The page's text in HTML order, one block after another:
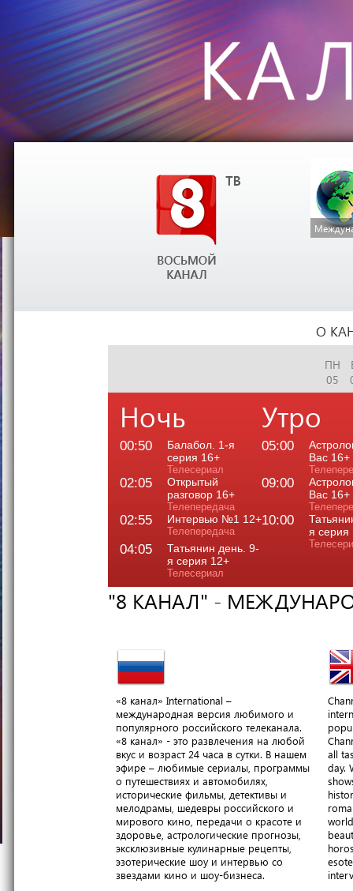
О
ПН
05
Ночь
00:50
Балабол. 1-я
серия 16+
Телесериал
02:05
Открытый
разговор 16+
Телепередача
02:55 Интервью №1 12+
Телепередача
04:05
Татьянин день. 9-
я серия 12+
Телесериал
Утро
05:00
Вас 16+
09:00
Вас 16+
10:00
я серия
"8 КАНАЛ" -
«8 канал» International –
международная версия любимого и
популярного российского телеканала.
«8 канал» - это развлечения на любой
вкус и возраст 24 часа в сутки. В нашем
эфире – любимые сериалы, программы
о путешествиях и автомобилях,
исторические фильмы, детективы и
мелодрамы, шедевры российского и
мирового кино, передачи о красоте и
здоровье, астрологические прогнозы,
эксклюзивные кулинарные рецепты,
эзотерические шоу и интервью со
звездами кино и шоу-бизнеса.
all
day.